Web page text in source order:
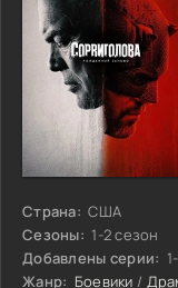
Страна: США
Сезоны: 1-2 сезон
Добавлены серии:
Жанр: Боевики /